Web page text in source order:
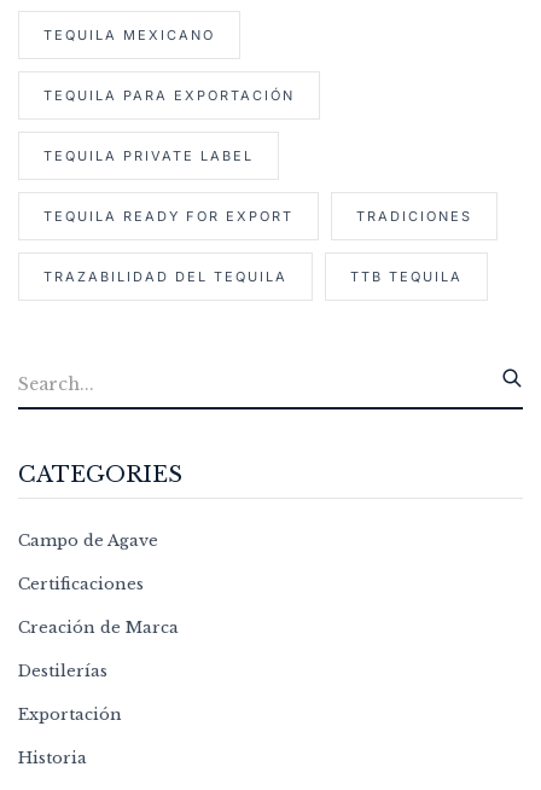
TEQUILA MEXICANO
TEQUILA PARA EXPORTACIÓN
TEQUILA PRIVATE LABEL
TEQUILA READY FOR EXPORT TRADICIONES
TRAZABILIDAD DEL TEQUILA TTB TEQUILA
CATEGORIES
Campo de Agave
Certificaciones
Creación de Marca
Destilerías
Exportación
Historia